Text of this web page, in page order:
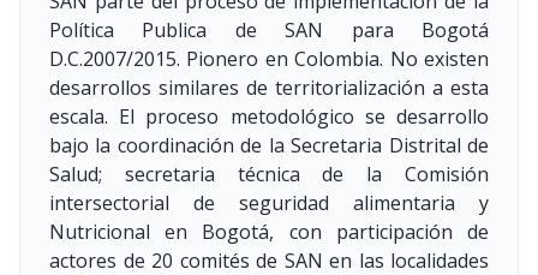
Política Publica de SAN para Bogotá
D.C.2007/2015. Pionero en Colombia. No existen
desarrollos similares de territorialización a esta
escala. El proceso metodológico se desarrollo
bajo la coordinación de la Secretaria Distrital de
Salud; secretaria técnica de la Comisión
intersectorial de seguridad alimentaria y
Nutricional en Bogotá, con participación de
actores de 20 comités de SAN en las localidades